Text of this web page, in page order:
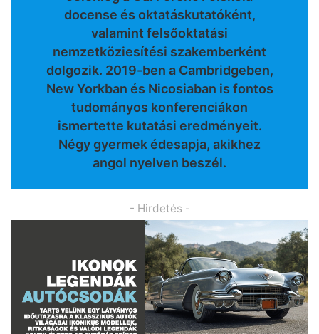
docense és oktatáskutatóként,
valamint felsőoktatási
nemzetköziesítési szakemberként
dolgozik. 2019-ben a Cambridgeben,
New Yorkban és Nicosiaban is fontos
tudományos konferenciákon
ismertette kutatási eredményeit.
Négy gyermek édesapja, akikhez
angol nyelven beszél.
- Hirdetés -